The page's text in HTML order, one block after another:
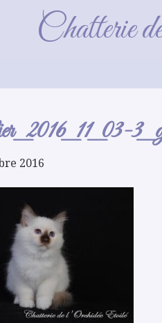
Chatterie
2016